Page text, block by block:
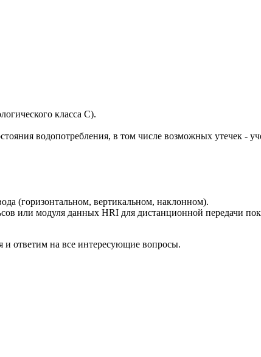
класса С).
водопотребления, в том числе возможных утечек -
(горизонтальном, вертикальном, наклонном).
или модуля данных HRI для дистанционной передачи
ответим на все интересующие вопросы.